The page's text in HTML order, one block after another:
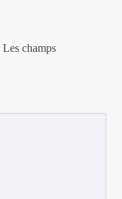
Les champs